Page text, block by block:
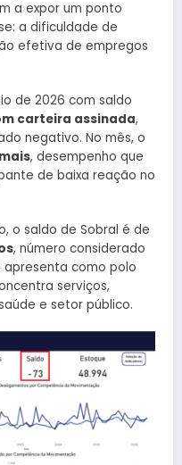
a expor um ponto
a dificuldade de
efetiva de empregos
de 2026 com saldo
carteira assinada,
negativo. No mês, o
, desempenho que
de baixa reação no
o saldo de Sobral é de
, número considerado
como polo
serviços,
e setor público.